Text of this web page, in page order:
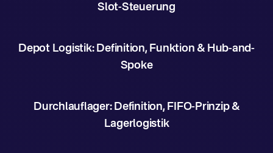
Slot-Steuerung
Depot Logistik: Definition, Funktion & Hub-and-
Spoke
Durchlauflager: Definition, FIFO-Prinzip &
Lagerlogistik